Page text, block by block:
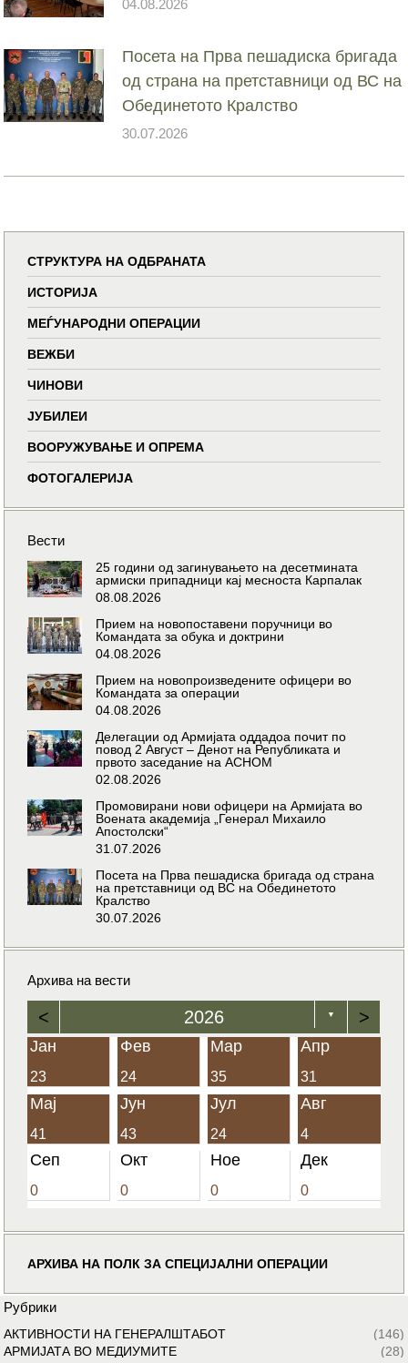
04.08.2026
Посета на Прва пешадиска бригада
од страна на претставници од ВС на
Обединетото Кралство
30.07.2026
СТРУКТУРА НА ОДБРАНАТА
ИСТОРИЈА
МЕЃУНАРОДНИ ОПЕРАЦИИ
ВЕЖБИ
ЧИНОВИ
ЈУБИЛЕИ
ВООРУЖУВАЊЕ И ОПРЕМА
ФОТОГАЛЕРИЈА
Вести
25 години од загинувањето на десетмината
армиски припадници кај месноста Карпалак
08.08.2026
Прием на новопоставени поручници во
Командата за обука и доктрини
04.08.2026
Прием на новопроизведените офицери во
Командата за операции
04.08.2026
Делегации од Армијата оддадоа почит по
повод 2 Август – Денот на Републиката и
првото заседание на АСНОМ
02.08.2026
Промовирани нови офицери на Армијата во
Воената академија „Генерал Михаило
Апостолски“
31.07.2026
Посета на Прва пешадиска бригада од страна
на претставници од ВС на Обединетото
Кралство
30.07.2026
Архива на вести
< 2026 ▼ >
Јан
23
Фев
24
Мар
35
Апр
31
Мај
41
Јун
43
Јул
24
Авг
4
Сеп
0
Окт
0
Ное
0
Дек
0
АРХИВА НА ПОЛК ЗА СПЕЦИЈАЛНИ ОПЕРАЦИИ
Рубрики
АКТИВНОСТИ НА ГЕНЕРАЛШТАБОТ
(146)
АРМИЈАТА ВО МЕДИУМИТЕ
(28)